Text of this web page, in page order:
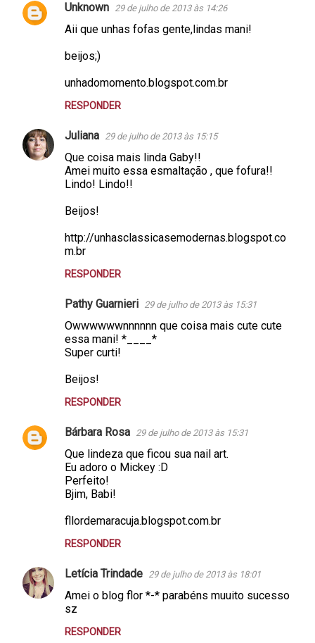
C
á
r
Unknown 29 de julho de 2013 às 14:26
Aii que unhas fofas gente,lindas mani!
beijos;)
unhadomomento.blogspot.com.br
RESPONDER
Juliana 29 de julho de 2013 às 15:15
Que coisa mais linda Gaby!!
Amei muito essa esmaltação , que fofura!!
Lindo! Lindo!!
Beijos!
http://unhasclassicasemodernas.blogspot.co
m.br
RESPONDER
Pathy Guarnieri 29 de julho de 2013 às 15:31
Owwwwwwnnnnnn que coisa mais cute cute
essa mani! *____*
Super curti!
Beijos!
RESPONDER
Bárbara Rosa 29 de julho de 2013 às 15:31
Que lindeza que ficou sua nail art.
Eu adoro o Mickey :D
Perfeito!
Bjim, Babi!
fllordemaracuja.blogspot.com.br
RESPONDER
Letícia Trindade 29 de julho de 2013 às 18:01
Amei o blog flor *-* parabéns muuito sucesso
sz
RESPONDER